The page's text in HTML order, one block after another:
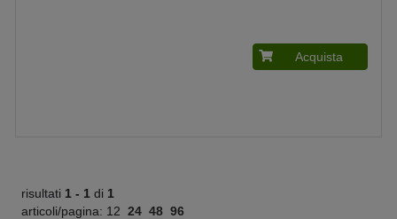
Acquista
risultati 1 - 1 di 1
articoli/pagina: 12 24 48 96